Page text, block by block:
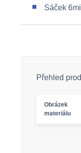
Sáček 6mi
Přehled
Obrázek
materiálu